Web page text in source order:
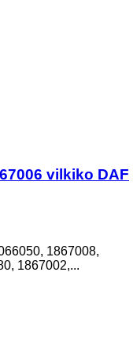
vilkiko DAF
1867008,
1867002,...